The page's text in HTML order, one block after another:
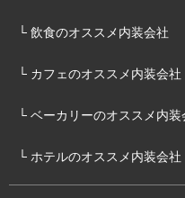
└ 飲食のオススメ内装会社
└ カフェのオススメ内装会社
└ ベーカリーのオススメ内装
└ ホテルのオススメ内装会社